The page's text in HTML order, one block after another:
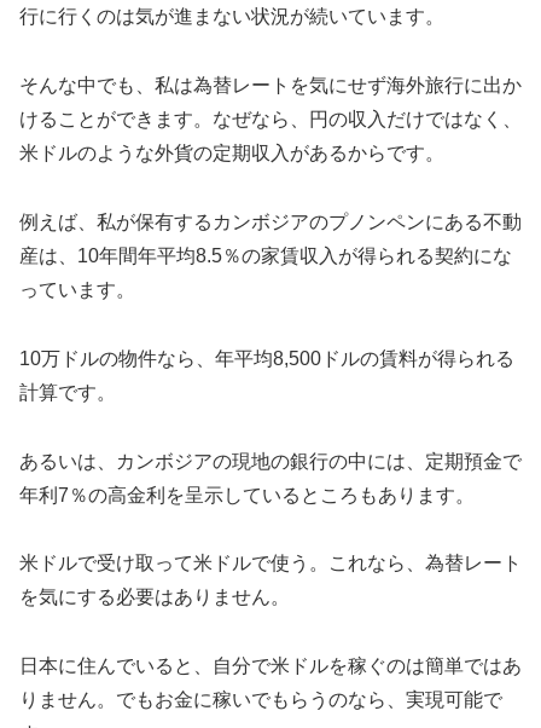
行に行くのは気が進まない状況が続いています。
そんな中でも、私は為替レートを気にせず海外旅行に出か
けることができます。なぜなら、円の収入だけではなく、
米ドルのような外貨の定期収入があるからです。
例えば、私が保有するカンボジアのプノンペンにある不動
産は、10年間年平均8.5％の家賃収入が得られる契約にな
っています。
10万ドルの物件なら、年平均8,500ドルの賃料が得られる
計算です。
あるいは、カンボジアの現地の銀行の中には、定期預金で
年利7％の高金利を呈示しているところもあります。
米ドルで受け取って米ドルで使う。これなら、為替レート
を気にする必要はありません。
日本に住んでいると、自分で米ドルを稼ぐのは簡単ではあ
りません。でもお金に稼いでもらうのなら、実現可能で